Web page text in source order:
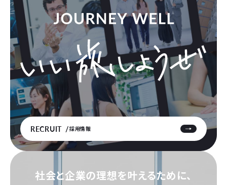
RECRUIT 採用情報
社会と企業の理想を叶えるために、